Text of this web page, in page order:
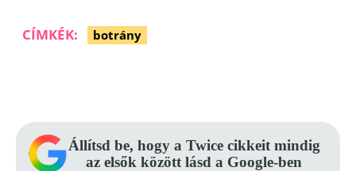
CÍMKÉK: botrány
Állítsd be, hogy a Twice cikkeit mindig
az elsők között lásd a Google-ben